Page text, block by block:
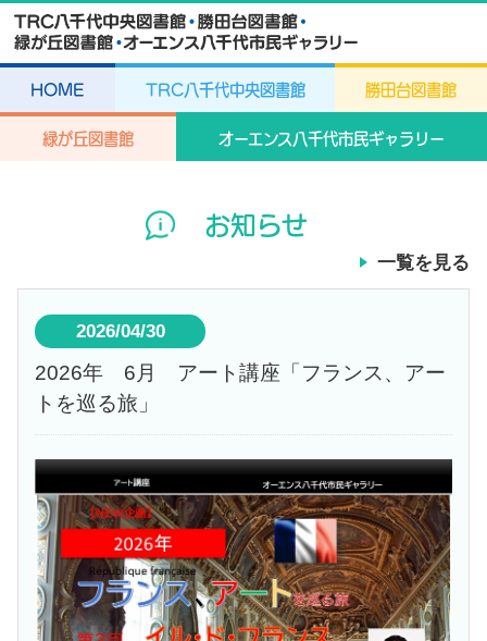
HOME TRC八千代中央図書館 勝田台図書館
緑が丘図書館 オーエンス八千代市民ギャラリー
お知らせ
一覧を見る
2026/04/30
2026年 6月 アート講座「フランス、アー
トを巡る旅」